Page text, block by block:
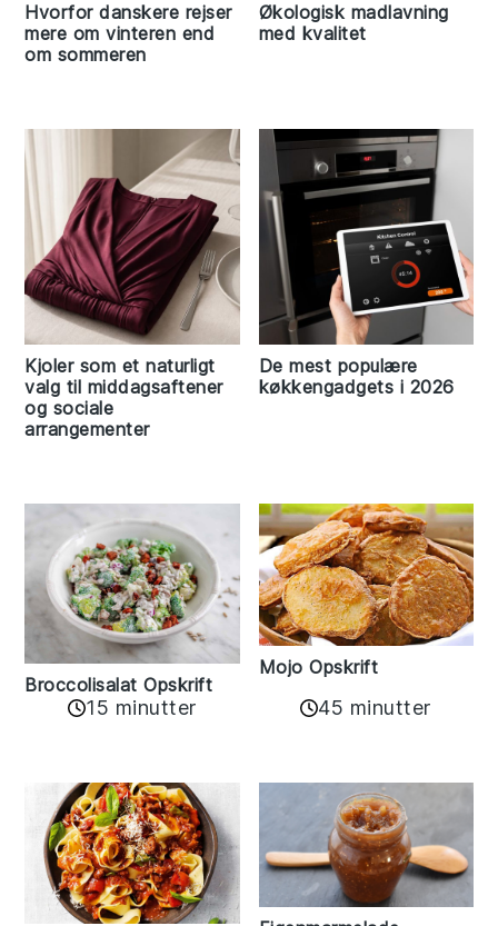
Hvorfor danskere rejser
mere om vinteren end
om sommeren
Økologisk madlavning
med kvalitet
Kjoler som et naturligt
valg til middagsaftener
og sociale
arrangementer
De mest populære
køkkengadgets i 2026
Broccolisalat Opskrift
15 minutter
Mojo Opskrift
45 minutter